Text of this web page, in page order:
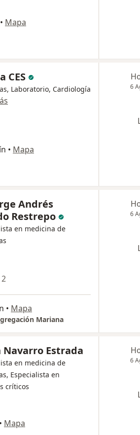
• Mapa
CES
Laboratorio, Cardiología
• Mapa
6
Andrés
Restrepo
en medicina de
• Mapa
Mariana
6
Navarro Estrada
en medicina de
Especialista en
críticos
• Mapa
6